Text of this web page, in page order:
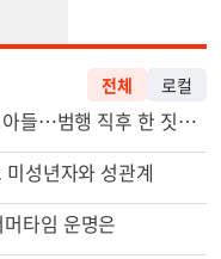
전체 로컬
말다툼 중 엄마 흉기 살해한 10대 아들…범행 직후 한 짓 충격
성년자와 성관계
타임 운명은